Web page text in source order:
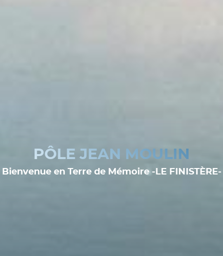
PÔLE JEAN MOULIN
Bienvenue en Terre de Mémoire -LE FINISTÈRE-